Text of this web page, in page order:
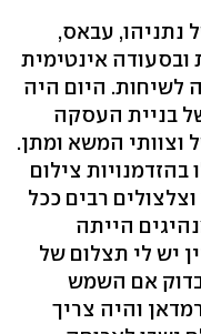
נתניהו, עבאס,
ובסעודה אינטימית
לשיחות. היום היה
בניית העסקה
וצוותי המשא ומתן.
בהזדמנויות צילום
רבים ככל
הייתה
יש לי תצלום של
אם השמש
והיה צריך